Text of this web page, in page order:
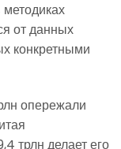
от данных
конкретными
опережали
трлн делает его